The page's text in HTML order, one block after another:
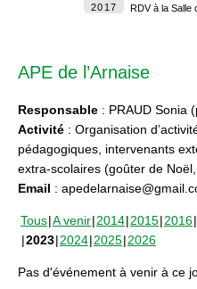
2017 RDV à la Salle
APE de l’Arnaise
Responsable : PRAUD Sonia
Activité : Organisation
pédagogiques, intervenants
extra-scolaires (goûter de
Email :
Tous A venir 2014 2015 2016
2023 2024 2025 2026
Pas d'événement à venir à ce